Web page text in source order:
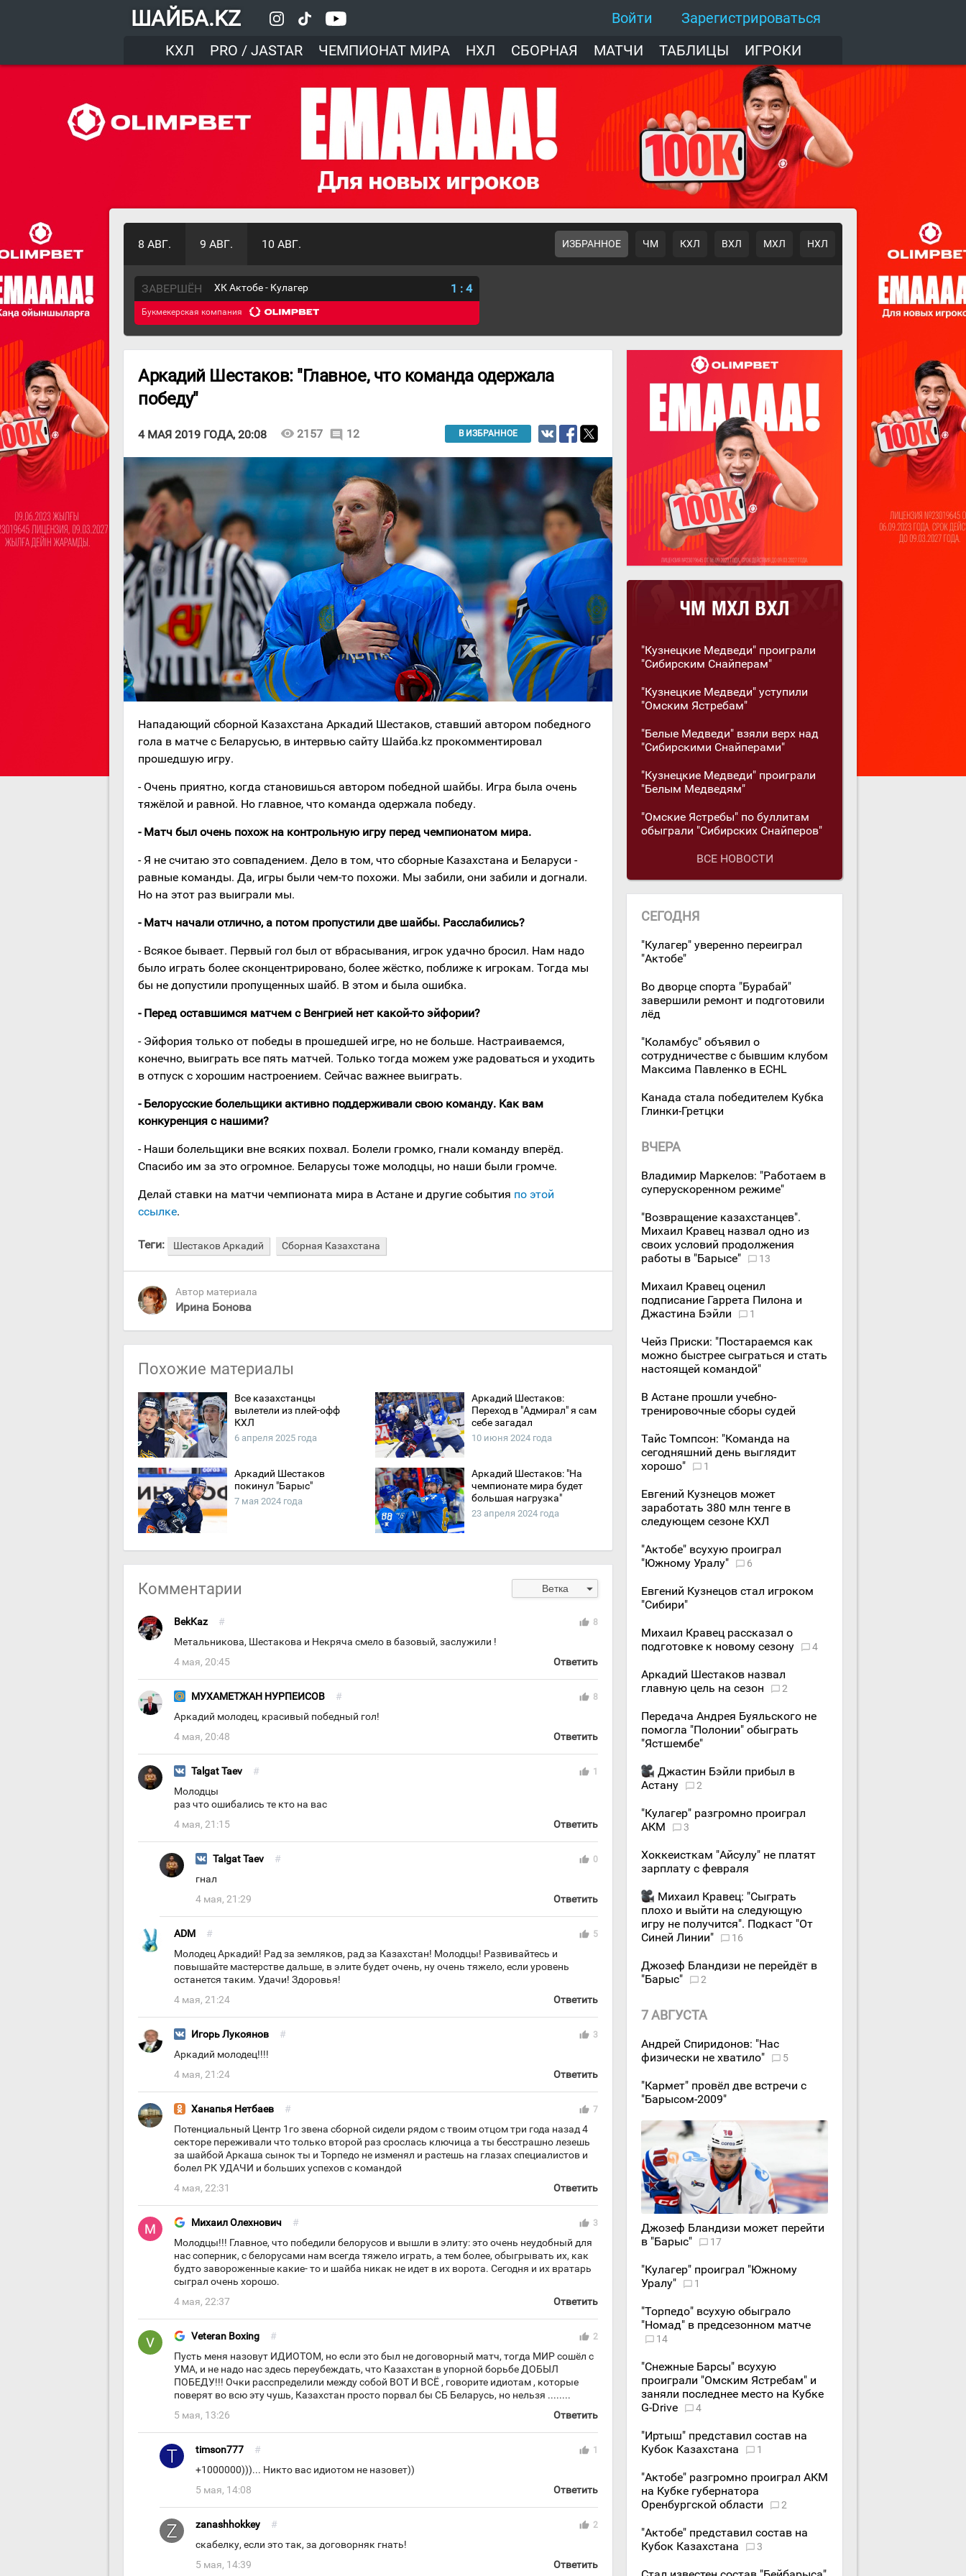
ШАЙБА.KZ Войти
Зарегистрироваться
КХЛ
PRO / JASTAR ЧЕМПИОНАТ МИРА НХЛ СБОРНАЯ МАТЧИ ТАБЛИЦЫ ИГРОКИ
8 АВГ. 9 АВГ. 10 АВГ. ИЗБРАННОЕ ЧМ КХЛ ВХЛ МХЛ НХЛ
ЗАВЕРШЁН ХК Актобе - Кулагер 1 : 4
Букмекерская компания
Аркадий Шестаков: "Главное, что команда одержала
победу"
4 МАЯ 2019 ГОДА, 20:08 visibility 2157 comment 12 В ИЗБРАННОЕ
Нападающий сборной Казахстана Аркадий Шестаков, ставший автором победного
гола в матче с Беларусью, в интервью сайту Шайба.kz прокомментировал
прошедшую игру.
- Очень приятно, когда становишься автором победной шайбы. Игра была очень
тяжёлой и равной. Но главное, что команда одержала победу.
- Матч был очень похож на контрольную игру перед чемпионатом мира.
- Я не считаю это совпадением. Дело в том, что сборные Казахстана и Беларуси -
равные команды. Да, игры были чем-то похожи. Мы забили, они забили и догнали.
Но на этот раз выиграли мы.
- Матч начали отлично, а потом пропустили две шайбы. Расслабились?
- Всякое бывает. Первый гол был от вбрасывания, игрок удачно бросил. Нам надо
было играть более сконцентрировано, более жёстко, поближе к игрокам. Тогда мы
бы не допустили пропущенных шайб. В этом и была ошибка.
- Перед оставшимся матчем с Венгрией нет какой-то эйфории?
- Эйфория только от победы в прошедшей игре, но не больше. Настраиваемся,
конечно, выиграть все пять матчей. Только тогда можем уже радоваться и уходить
в отпуск с хорошим настроением. Сейчас важнее выиграть.
- Белорусские болельщики активно поддерживали свою команду. Как вам
конкуренция с нашими?
- Наши болельщики вне всяких похвал. Болели громко, гнали команду вперёд.
Спасибо им за это огромное. Беларусы тоже молодцы, но наши были громче.
Делай ставки на матчи чемпионата мира в Астане и другие события по этой
ссылке.
Теги: Шестаков Аркадий Сборная Казахстана
Автор материала
Ирина Бонова
Похожие материалы
Все казахстанцы
вылетели из плей-офф
КХЛ
6 апреля 2025 года
Аркадий Шестаков:
Переход в "Адмирал" я сам
себе загадал
10 июня 2024 года
Аркадий Шестаков
покинул "Барыс"
7 мая 2024 года
Аркадий Шестаков: "На
чемпионате мира будет
большая нагрузка"
23 апреля 2024 года
Комментарии Ветка arrow_drop_down
BekKaz # thumb_up 8
Метальникова, Шестакова и Некряча смело в базовый, заслужили !
4 мая, 20:45
Ответить
МУХАМЕТЖАН НУРПЕИСОВ # thumb_up 8
Аркадий молодец, красивый победный гол!
4 мая, 20:48
Ответить
Talgat Taev # thumb_up 1
Молодцы
раз что ошибались те кто на вас
4 мая, 21:15
Ответить
Talgat Taev # thumb_up 0
гнал
4 мая, 21:29
Ответить
ADM # thumb_up 5
Молодец Аркадий! Рад за земляков, рад за Казахстан! Молодцы! Развивайтесь и
повышайте мастерстве дальше, в элите будет очень, ну очень тяжело, если уровень
останется таким. Удачи! Здоровья!
4 мая, 21:24
Ответить
Игорь Лукоянов # thumb_up 3
Аркадий молодец!!!!
4 мая, 21:24
Ответить
Ханапья Нетбаев # thumb_up 7
Потенциальный Центр 1го звена сборной сидели рядом с твоим отцом три года назад 4
секторе переживали что только второй раз срослась ключица а ты бесстрашно лезешь
за шайбой Аркаша сынок ты и Торпедо не изменял и растешь на глазах специалистов и
болел РК УДАЧИ и больших успехов с командой
4 мая, 22:31
Ответить
Михаил Олехнович # thumb_up 3
Молодцы!!! Главное, что победили белорусов и вышли в элиту: это очень неудобный для
нас соперник, с белорусами нам всегда тяжело играть, а тем более, обыгрывать их, как
будто завороженные какие- то и шайба никак не идет в их ворота. Сегодня и их вратарь
сыграл очень хорошо.
4 мая, 22:37
Ответить
Veteran Boxing # thumb_up 2
Пусть меня назовут ИДИОТОМ, но если это был не договорный матч, тогда МИР сошёл с
УМА, и не надо нас здесь переубеждать, что Казахстан в упорной борьбе ДОБЫЛ
ПОБЕДУ!!! Очки расспределили между собой ВОТ И ВСЁ , говорите идиотам , которые
поверят во всю эту чушь, Казахстан просто порвал бы СБ Беларусь, но нельзя ........
5 мая, 13:26
Ответить
timson777 # thumb_up 1
+1000000)))... Никто вас идиотом не назовет))
5 мая, 14:08
Ответить
zanashhokkey # thumb_up 2
скабелку, если это так, за договорняк гнать!
5 мая, 14:39
Ответить
"Кузнецкие Медведи" проиграли
"Сибирским Снайперам"
"Кузнецкие Медведи" уступили
"Омским Ястребам"
"Белые Медведи" взяли верх над
"Сибирскими Снайперами"
"Кузнецкие Медведи" проиграли
"Белым Медведям"
"Омские Ястребы" по буллитам
обыграли "Сибирских Снайперов"
ВСЕ НОВОСТИ
СЕГОДНЯ
"Кулагер" уверенно переиграл
"Актобе"
Во дворце спорта "Бурабай"
завершили ремонт и подготовили
лёд
"Коламбус" объявил о
сотрудничестве с бывшим клубом
Максима Павленко в ECHL
Канада стала победителем Кубка
Глинки-Гретцки
ВЧЕРА
Владимир Маркелов: "Работаем в
суперускоренном режиме"
"Возвращение казахстанцев".
Михаил Кравец назвал одно из
своих условий продолжения
работы в "Барысе"
13
Михаил Кравец оценил
подписание Гаррета Пилона и
Джастина Бэйли
1
Чейз Приски: "Постараемся как
можно быстрее сыграться и стать
настоящей командой"
В Астане прошли учебно-
тренировочные сборы судей
Тайс Томпсон: "Команда на
сегодняшний день выглядит
хорошо"
1
Евгений Кузнецов может
заработать 380 млн тенге в
следующем сезоне КХЛ
"Актобе" всухую проиграл
"Южному Уралу"
6
Евгений Кузнецов стал игроком
"Сибири"
Михаил Кравец рассказал о
подготовке к новому сезону
4
Аркадий Шестаков назвал
главную цель на сезон
2
Передача Андрея Буяльского не
помогла "Полонии" обыграть
"Ястшембе"
Джастин Бэйли прибыл в
Астану
2
"Кулагер" разгромно проиграл
АКМ
3
Хоккеисткам "Айсулу" не платят
зарплату с февраля
Михаил Кравец: "Сыграть
плохо и выйти на следующую
игру не получится". Подкаст "От
Синей Линии"
16
Джозеф Бландизи не перейдёт в
"Барыс"
2
7 АВГУСТА
Андрей Спиридонов: "Нас
физически не хватило"
5
"Кармет" провёл две встречи с
"Барысом-2009"
Джозеф Бландизи может перейти
в "Барыс"
17
"Кулагер" проиграл "Южному
Уралу"
1
"Торпедо" всухую обыграло
"Номад" в предсезонном матче
14
"Снежные Барсы" всухую
проиграли "Омским Ястребам" и
заняли последнее место на Кубке
G-Drive
4
"Иртыш" представил состав на
Кубок Казахстана
1
"Актобе" разгромно проиграл АКМ
на Кубке губернатора
Оренбургской области
2
"Актобе" представил состав на
Кубок Казахстана
3